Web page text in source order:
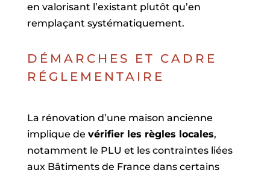
en valorisant l’existant plutôt qu’en
remplaçant systématiquement.
DÉMARCHES ET CADRE
RÉGLEMENTAIRE
La rénovation d’une maison ancienne
implique de vérifier les règles locales,
notamment le PLU et les contraintes liées
aux Bâtiments de France dans certains